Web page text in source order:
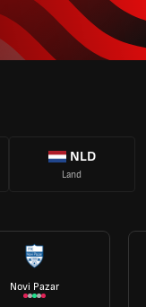
NLD
Land
Novi Pazar